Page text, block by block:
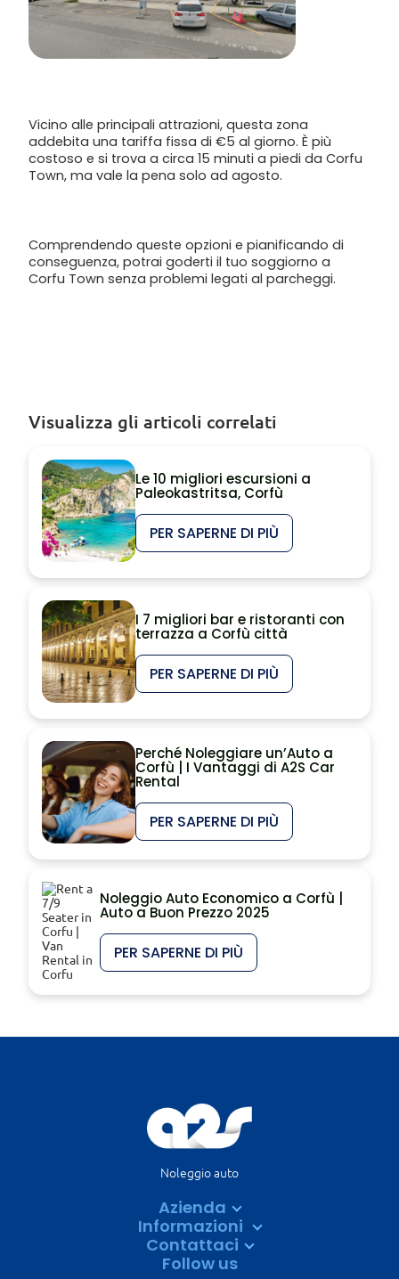
Visualizza gli articoli correlati
Le 10 migliori escursioni a
Paleokastritsa, Corfù
PER SAPERNE DI PIÙ
I 7 migliori bar e ristoranti con
terrazza a Corfù città
PER SAPERNE DI PIÙ
Perché Noleggiare un’Auto a
Corfù | I Vantaggi di A2S Car
Rental
PER SAPERNE DI PIÙ
Noleggio Auto Economico a Corfù |
Auto a Buon Prezzo 2025
PER SAPERNE DI PIÙ
Vicino alle principali attrazioni, questa zona
addebita una tariffa fissa di €5 al giorno. È più
costoso e si trova a circa 15 minuti a piedi da Corfu
Town, ma vale la pena solo ad agosto.
Comprendendo queste opzioni e pianificando di
conseguenza, potrai goderti il tuo soggiorno a
Corfu Town senza problemi legati al parcheggi.
Noleggio auto
Azienda
Informazioni
Contattaci
Follow us